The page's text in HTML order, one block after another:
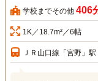
学校までその他 406
1K／18.7m²／6帖
ＪＲ山口線「宮野」